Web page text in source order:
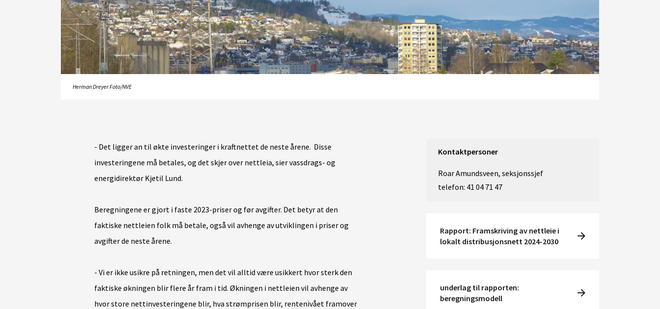
Herman Dreyer Foto/NVE
- Det ligger an til økte investeringer i kraftnettet de neste årene. Disse
investeringene må betales, og det skjer over nettleia, sier vassdrags- og
energidirektør Kjetil Lund.
Beregningene er gjort i faste 2023-priser og før avgifter. Det betyr at den
faktiske nettleien folk må betale, også vil avhenge av utviklingen i priser og
avgifter de neste årene.
- Vi er ikke usikre på retningen, men det vil alltid være usikkert hvor sterk den
faktiske økningen blir flere år fram i tid. Økningen i nettleien vil avhenge av
hvor store nettinvesteringene blir, hva strømprisen blir, rentenivået framover
Kontaktpersoner
Roar Amundsveen, seksjonssjef
telefon: 41 04 71 47
Rapport: Framskriving av nettleie i
lokalt distribusjonsnett 2024-2030
underlag til rapporten:
beregningsmodell